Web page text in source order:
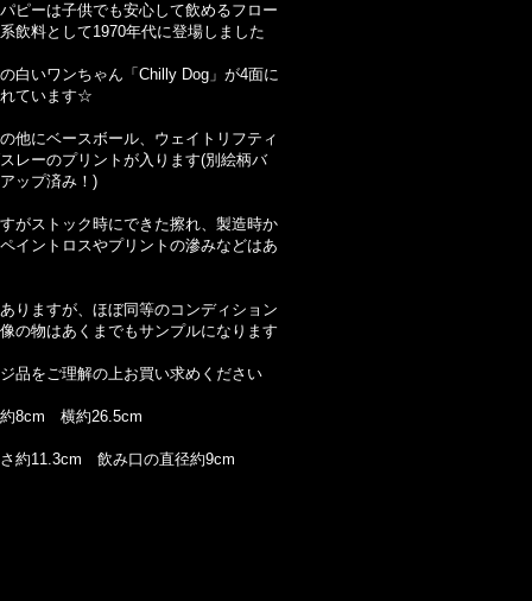
ピーは子供でも安心して飲めるフロー
飲料として1970年代に登場しました
白いワンちゃん「Chilly Dog」が4面に
ています☆
他にベースボール、ウェイトリフティ
レーのプリントが入ります(別絵柄バ
ップ済み！)
がストック時にできた擦れ、製造時か
イントロスやプリントの滲みなどはあ
りますが、ほぼ同等のコンディション
の物はあくまでもサンプルになります
品をご理解の上お買い求めください
8cm 横約26.5cm
約11.3cm 飲み口の直径約9cm